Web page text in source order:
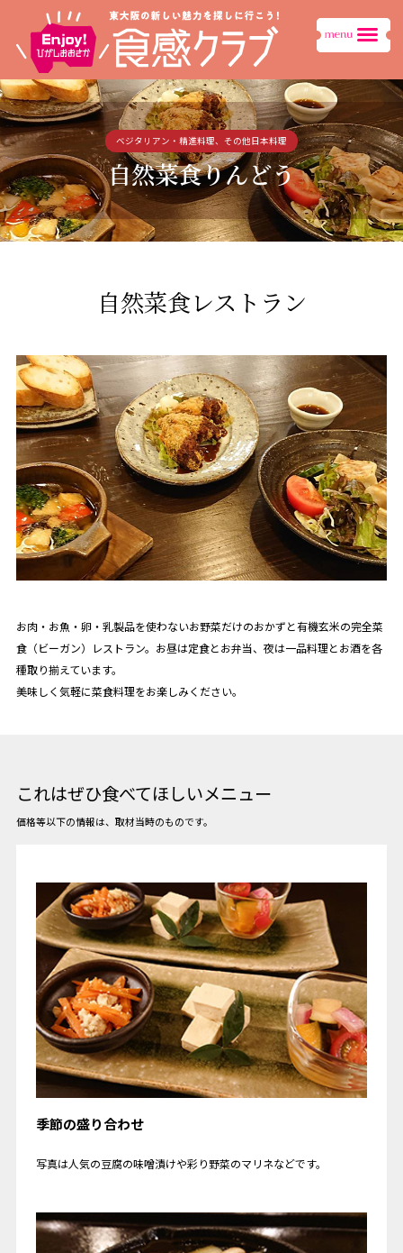
ベジタリアン・精進料理、その他日本料理
自然菜食りんどう
自然菜食レストラン
お肉・お魚・卵・乳製品を使わないお野菜だけのおかずと有機玄米の完全菜
食（ビーガン）レストラン。お昼は定食とお弁当、夜は一品料理とお酒を各
種取り揃えています。
美味しく気軽に菜食料理をお楽しみください。
これはぜひ食べてほしいメニュー
価格等以下の情報は、取材当時のものです。
季節の盛り合わせ
写真は人気の豆腐の味噌漬けや彩り野菜のマリネなどです。